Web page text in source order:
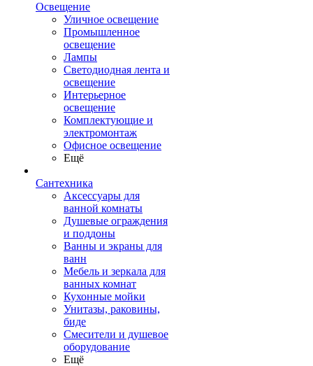
Освещение
Уличное освещение
Промышленное
освещение
Лампы
Светодиодная лента и
освещение
Интерьерное
освещение
Комплектующие и
электромонтаж
Офисное освещение
Ещё
Сантехника
Аксессуары для
ванной комнаты
Душевые ограждения
и поддоны
Ванны и экраны для
ванн
Мебель и зеркала для
ванных комнат
Кухонные мойки
Унитазы, раковины,
биде
Смесители и душевое
оборудование
Ещё